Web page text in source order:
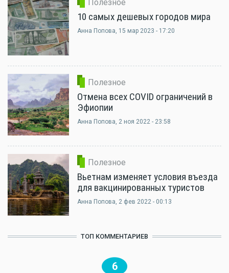
Полезное
10 самых дешевых городов мира
Анна Попова, 15 мар 2023 - 17:20
Полезное
Отмена всех COVID ограничений в
Эфиопии
Анна Попова, 2 ноя 2022 - 23:58
Полезное
Вьетнам изменяет условия въезда
для вакцинированных туристов
Анна Попова, 2 фев 2022 - 00:13
ТОП КОММЕНТАРИЕВ
6